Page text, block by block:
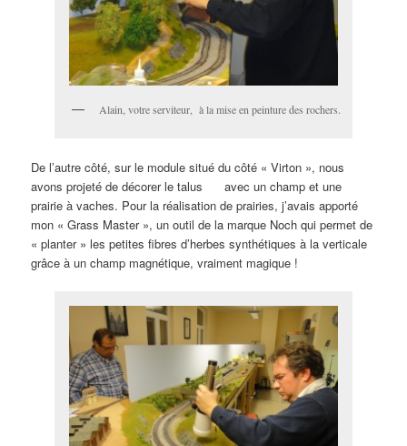
Alain, votre serviteur, à la mise en peinture des rochers.
De l’autre côté, sur le module situé du côté « Virton », nous
avons projeté de décorer le talus avec un champ et une
prairie à vaches. Pour la réalisation de prairies, j’avais apporté
mon « Grass Master », un outil de la marque Noch qui permet de
« planter » les petites fibres d’herbes synthétiques à la verticale
grâce à un champ magnétique, vraiment magique !